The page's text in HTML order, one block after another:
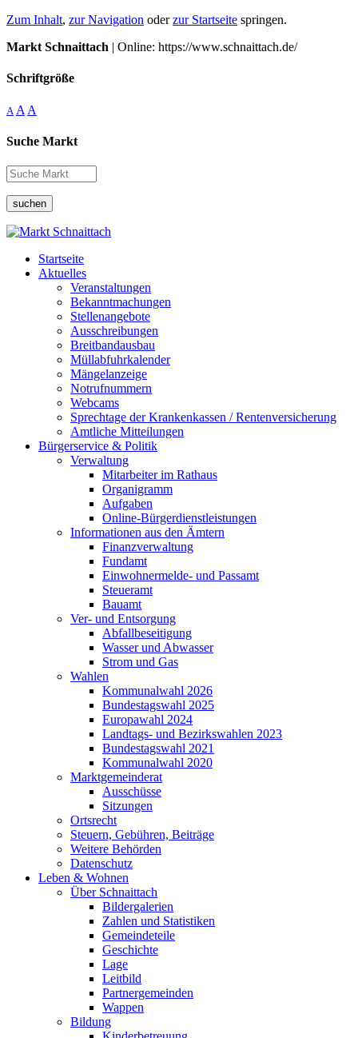
Zum Inhalt, zur Navigation oderzur Startseite springen.
Markt Schnaittach | Online: https://www.schnaittach.de/
Schriftgröße
A A A
Suche Markt
suchen
Startseite
Aktuelles
Veranstaltungen
Bekanntmachungen
Stellenangebote
Ausschreibungen
Breitbandausbau
Müllabfuhrkalender
Mängelanzeige
Notrufnummern
Webcams
Sprechtage der Krankenkassen / Rentenversicherung
Amtliche Mitteilungen
Bürgerservice & Politik
Verwaltung
Mitarbeiter im Rathaus
Organigramm
Aufgaben
Online-Bürgerdienstleistungen
Informationen aus den Ämtern
Finanzverwaltung
Fundamt
Einwohnermelde- und Passamt
Steueramt
Bauamt
Ver- und Entsorgung
Abfallbeseitigung
Wasser und Abwasser
Strom und Gas
Wahlen
Kommunalwahl 2026
Bundestagswahl 2025
Europawahl 2024
Landtags- und Bezirkswahlen 2023
Bundestagswahl 2021
Kommunalwahl 2020
Marktgemeinderat
Ausschüsse
Sitzungen
Ortsrecht
Steuern, Gebühren, Beiträge
Weitere Behörden
Datenschutz
Leben & Wohnen
Über Schnaittach
Bildergalerien
Zahlen und Statistiken
Gemeindeteile
Geschichte
Lage
Leitbild
Partnergemeinden
Wappen
Bildung